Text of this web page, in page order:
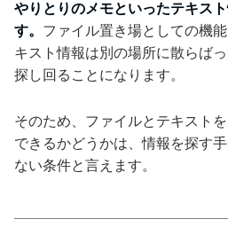
やりとりのメモといったテキス
す。 ファイル置き場としての機
キスト情報は別の場所に散らば
探し回ることになります。
そのため、ファイルとテキスト
できるかどうかは、情報を探す
ない条件と言えます。